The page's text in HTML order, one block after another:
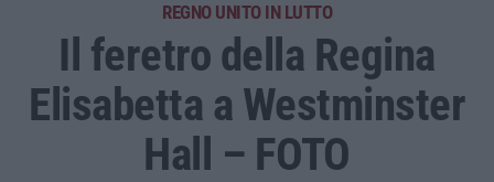
REGNO UNITO IN LUTTO
Il feretro della Regina
Elisabetta a Westminster
Hall – FOTO